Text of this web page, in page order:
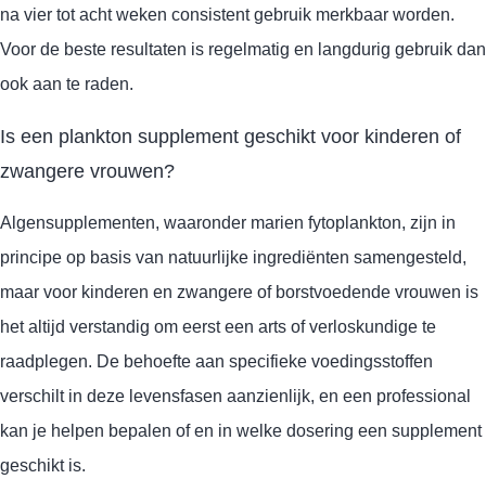
na vier tot acht weken consistent gebruik merkbaar worden.
Voor de beste resultaten is regelmatig en langdurig gebruik dan
ook aan te raden.
Is een plankton supplement geschikt voor kinderen of
zwangere vrouwen?
Algensupplementen, waaronder marien fytoplankton, zijn in
principe op basis van natuurlijke ingrediënten samengesteld,
maar voor kinderen en zwangere of borstvoedende vrouwen is
het altijd verstandig om eerst een arts of verloskundige te
raadplegen. De behoefte aan specifieke voedingsstoffen
verschilt in deze levensfasen aanzienlijk, en een professional
kan je helpen bepalen of en in welke dosering een supplement
geschikt is.